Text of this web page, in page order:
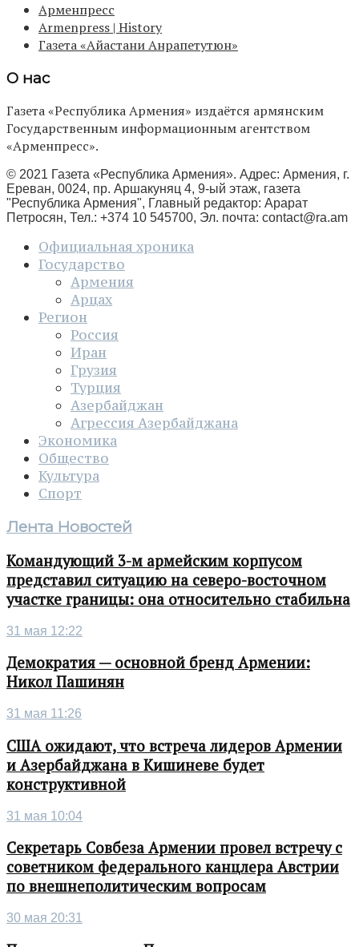
Арменпресс
Armenpress | History
Газета «Айастани Анрапетутюн»
О нас
Газета «Республика Армения» издаётся армянским
Государственным информационным агентством
«Арменпресс».
© 2021 Газета «Республика Армения». Адрес: Армения, г.
Ереван, 0024, пр. Аршакуняц 4, 9-ый этаж, газета
"Республика Армения", Главный редактор: Арарат
Петросян, Тел.: +374 10 545700, Эл. почта: contact@ra.am
Официальная хроника
Государство
Армения
Арцах
Регион
Россия
Иран
Грузия
Турция
Азербайджан
Агрессия Азербайджана
Экономика
Общество
Культура
Спорт
Лента Новостей
Командующий 3-м армейским корпусом
представил ситуацию на северо-восточном
участке границы: она относительно стабильна
31 мая 12:22
Демократия — основной бренд Армении:
Никол Пашинян
31 мая 11:26
США ожидают, что встреча лидеров Армении
и Азербайджана в Кишиневе будет
конструктивной
31 мая 10:04
Секретарь Совбеза Армении провел встречу с
советником федерального канцлера Австрии
по внешнеполитическим вопросам
30 мая 20:31